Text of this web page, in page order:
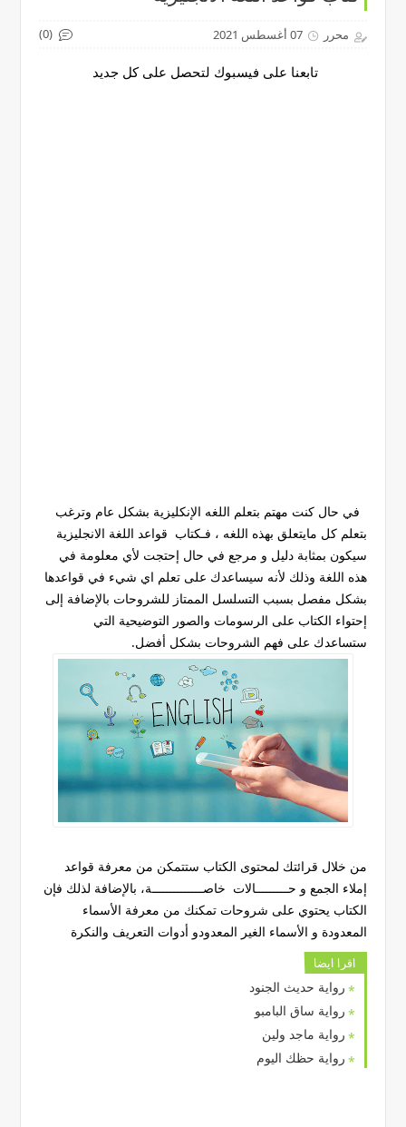
محرر 07 أغسطس 2021 (0)
تابعنا على فيسبوك لتحصل على كل جديد
في حال كنت مهتم بتعلم اللغه الإنكليزية بشكل عام وترغب
بتعلم كل مايتعلق بهذه اللغه ، فـكتاب قواعد اللغة الانجليزية
سيكون بمثابة دليل و مرجع في حال إحتجت لأي معلومة في
هذه اللغة وذلك لأنه سيساعدك على تعلم اي شيء في قواعدها
بشكل مفصل بسبب التسلسل الممتاز للشروحات بالإضافة إلى
إحتواء الكتاب على الرسومات والصور التوضيحية التي
ستساعدك على فهم الشروحات بشكل أفضل.
من خلال قرائتك لمحتوى الكتاب ستتمكن من معرفة قواعد
إملاء الجمع و حـــــــــالات خاصــــــــــــــة، بالإضافة لذلك فإن
الكتاب يحتوي على شروحات تمكنك من معرفة الأسماء
المعدودة و الأسماء الغير المعدودو أدوات التعريف والنكرة
اقرا ايضا
رواية حديث الجنود
رواية ساق البامبو
رواية ماجد ولين
رواية حظك اليوم